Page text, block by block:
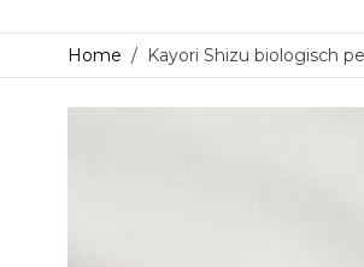
Home / Kayori Shizu biologisch